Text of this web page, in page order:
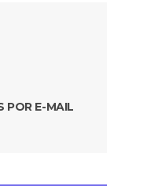
POR E-MAIL